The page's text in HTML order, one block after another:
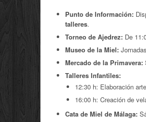
Punto de Información:
talleres.
Torneo de Ajedrez: De
Museo de la Miel:
Mercado de la Primavera:
Talleres Infantiles:
12:30 h: Elaboración
16:00 h: Creación de
Cata de Miel de Málaga: